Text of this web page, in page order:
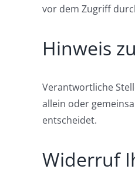
vor dem Zugriff
Hinweis
Verantwortliche
allein oder
entscheidet.
Widerruf